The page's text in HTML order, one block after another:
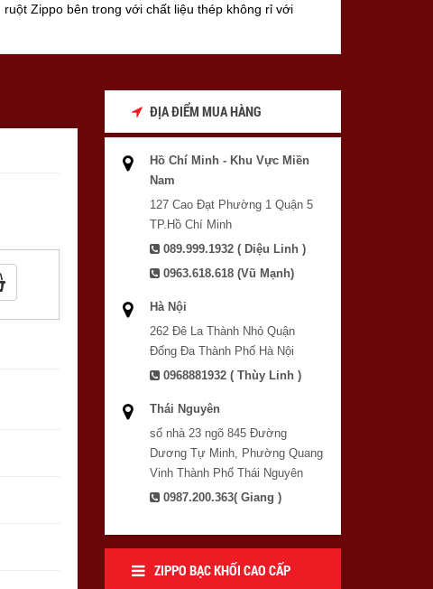
Zippo bên trong với chất liệu thép không rỉ với
để trước quạt máy ngọn lửa Zippo vẫn không tắt
ĐỊA ĐIỂM MUA HÀNG
Hồ Chí Minh - Khu Vực Miền
Nam
127 Cao Đạt Phường 1 Quận 5
TP.Hồ Chí Minh
089.999.1932 ( Diệu Linh )
0963.618.618 (Vũ Mạnh)
Hà Nội
262 Đê La Thành Nhỏ Quận
Đống Đa Thành Phố Hà Nội
0968881932 ( Thùy Linh )
Thái Nguyên
số nhà 23 ngõ 845 Đường
Dương Tự Minh, Phường Quang
Vinh Thành Phố Thái Nguyên
0987.200.363( Giang )
ZIPPO BẠC KHỐI CAO CẤP